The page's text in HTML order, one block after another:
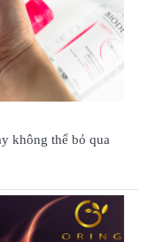
không thể bỏ qua